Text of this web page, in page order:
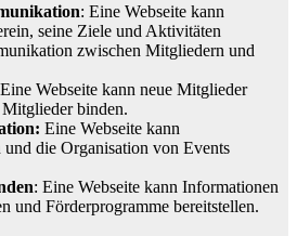
: Eine Webseite kann
seine Ziele und Aktivitäten
zwischen Mitgliedern und
Eine Webseite kann neue Mitglieder
binden.
Eine Webseite kann
und die Organisation von Events
: Eine Webseite kann Informationen
und Förderprogramme bereitstellen.